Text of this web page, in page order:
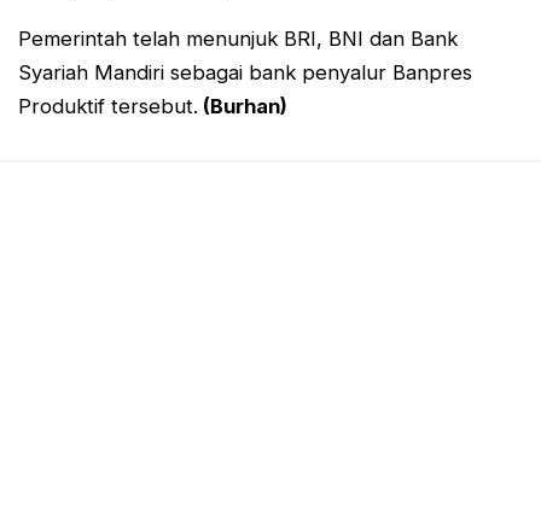
Pemerintah telah menunjuk BRI, BNI dan Bank
Syariah Mandiri sebagai bank penyalur Banpres
Produktif tersebut. (Burhan)